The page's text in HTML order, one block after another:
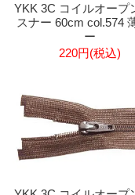
YKK 3C コイルオープ
スナー 60cm col.574
ー
220円(税込)